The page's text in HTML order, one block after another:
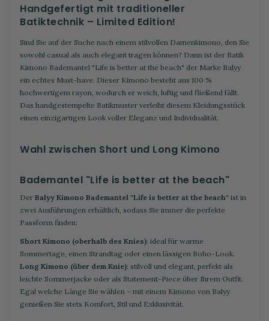
Handgefertigt mit traditioneller
Batiktechnik – Limited Edition!
Sind Sie auf der Suche nach einem stilvollen Damenkimono, den Sie
sowohl casual als auch elegant tragen können? Dann ist der Batik
Kimono Bademantel "Life is better at the beach" der Marke Balyy
ein echtes Must-have. Dieser Kimono besteht aus 100 %
hochwertigem rayon, wodurch er weich, luftig und fließend fällt.
Das handgestempelte Batikmuster verleiht diesem Kleidungsstück
einen einzigartigen Look voller Eleganz und Individualität.
Wahl zwischen Short und Long Kimono
Bademantel "Life is better at the beach"
Der Balyy Kimono Bademantel "Life is better at the beach" ist in
zwei Ausführungen erhältlich, sodass Sie immer die perfekte
Passform finden:
Short Kimono (oberhalb des Knies): ideal für warme
Sommertage, einen Strandtag oder einen lässigen Boho-Look.
Long Kimono (über dem Knie): stilvoll und elegant, perfekt als
leichte Sommerjacke oder als Statement-Piece über Ihrem Outfit.
Egal welche Länge Sie wählen – mit einem Kimono von Balyy
genießen Sie stets Komfort, Stil und Exklusivität.